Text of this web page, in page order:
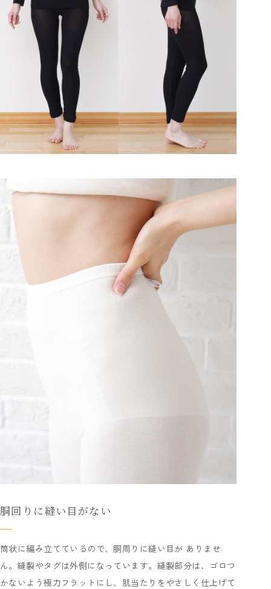
胴回りに縫い目がない
筒状に編み立てているので、胴周りに縫い目が ありませ
ん。縫製やタグは外側になっています。縫製部分は、ゴロつ
かないよう極力フラットにし、肌当たりをやさしく仕上げて